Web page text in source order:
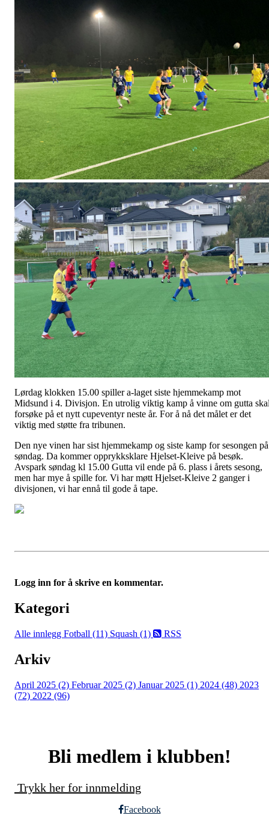
Lørdag klokken 15.00 spiller a-laget siste hjemmekamp mot
Midsund i 4. Divisjon. En utrolig viktig kamp å vinne om gutta
forsøke på et nytt cupeventyr neste år. For å nå det målet er det
viktig med støtte fra tribunen.
Den nye vinen har sist hjemmekamp og siste kamp for sesongen på
søndag. Da kommer opprykksklare Hjelset-Kleive på besøk.
Avspark søndag kl 15.00 Gutta vil ende på 6. plass i årets sesong,
men har mye å spille for. Vi har møtt Hjelset-Kleive 2 ganger i
divisjonen, vi har ennå til gode å tape.
Logg inn for å skrive en kommentar.
Kategori
Alle innlegg Fotball (11) Squash (1) RSS
Arkiv
April 2025 (2) Februar 2025 (2) Januar 2025 (1) 2024 (48) 2023
(72) 2022 (96)
Bli medlem i klubben!
Trykk her for innmelding
Facebook